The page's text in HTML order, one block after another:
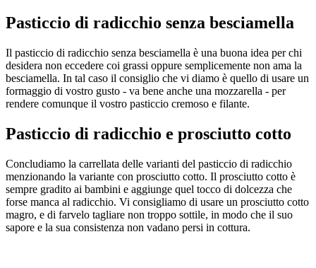
Pasticcio di radicchio senza besciamella
Il pasticcio di radicchio senza besciamella è una buona idea per chi
desidera non eccedere coi grassi oppure semplicemente non ama la
besciamella. In tal caso il consiglio che vi diamo è quello di usare un
formaggio di vostro gusto - va bene anche una mozzarella - per
rendere comunque il vostro pasticcio cremoso e filante.
Pasticcio di radicchio e prosciutto cotto
Concludiamo la carrellata delle varianti del pasticcio di radicchio
menzionando la variante con prosciutto cotto. Il prosciutto cotto è
sempre gradito ai bambini e aggiunge quel tocco di dolcezza che
forse manca al radicchio. Vi consigliamo di usare un prosciutto cotto
magro, e di farvelo tagliare non troppo sottile, in modo che il suo
sapore e la sua consistenza non vadano persi in cottura.